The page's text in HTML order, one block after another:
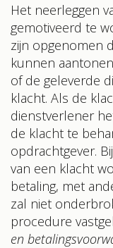
Het neerleggen
gemotiveerd te
zijn opgenomen
kunnen
of de geleverde
klacht. Als de
dienstverlener
de klacht te
opdrachtgever.
van een klacht
betaling, met
zal niet
procedure
en